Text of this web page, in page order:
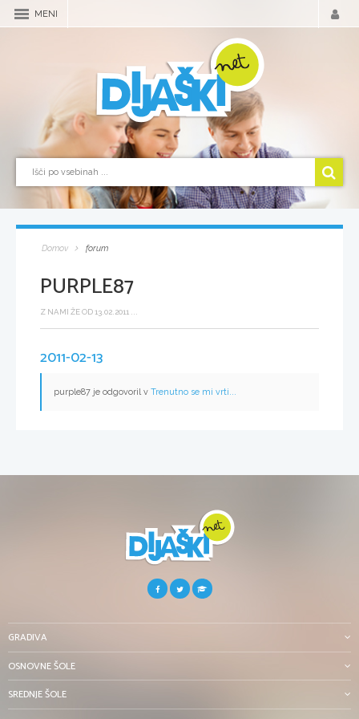
MENI
Domov forum
PURPLE87
Z NAMI ŽE OD 13.02.2011 ...
2011-02-13
purple87 je odgovoril v Trenutno se mi vrti...
GRADIVA
OSNOVNE ŠOLE
SREDNJE ŠOLE